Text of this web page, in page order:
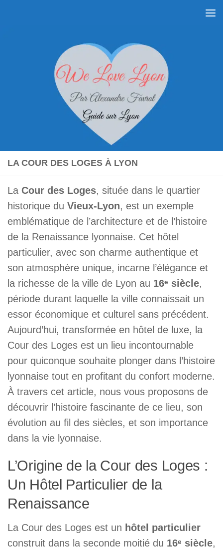
LA COUR DES LOGES À LYON
La Cour des Loges, située dans le quartier
historique du Vieux-Lyon, est un exemple
emblématique de l’architecture et de l’histoire
de la Renaissance lyonnaise. Cet hôtel
particulier, avec son charme authentique et
son atmosphère unique, incarne l’élégance et
la richesse de la ville de Lyon au 16ᵉ siècle,
période durant laquelle la ville connaissait un
essor économique et culturel sans précédent.
Aujourd’hui, transformée en hôtel de luxe, la
Cour des Loges est un lieu incontournable
pour quiconque souhaite plonger dans l’histoire
lyonnaise tout en profitant du confort moderne.
À travers cet article, nous vous proposons de
découvrir l’histoire fascinante de ce lieu, son
évolution au fil des siècles, et son importance
dans la vie lyonnaise.
L’Origine de la Cour des Loges :
Un Hôtel Particulier de la
Renaissance
La Cour des Loges est un hôtel particulier
construit dans la seconde moitié du 16ᵉ siècle,